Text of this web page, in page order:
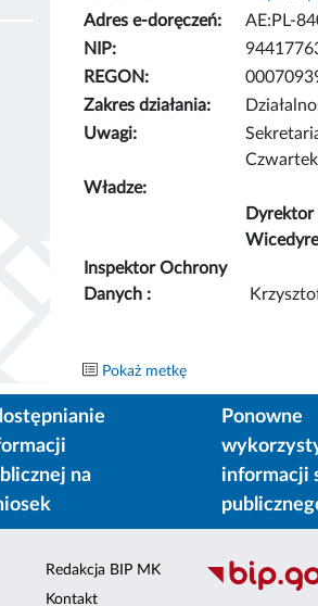
Adres e-doręczeń:
AE:PL-
NIP:
REGON:
Zakres działania:
Uwagi:
Władze:
Dyrektor
Inspektor Ochrony
Danych :
Pokaż metkę
na
Ponowne
informacji
Redakcja BIP MK
Kontakt